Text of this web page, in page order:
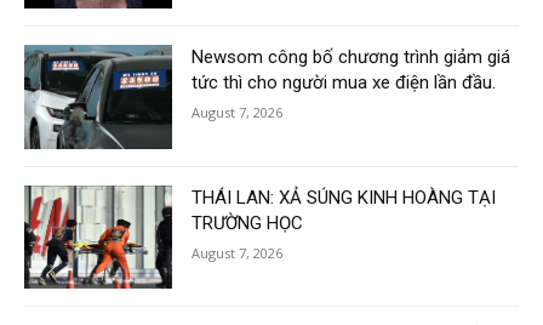
Newsom công bố chương trình giảm giá
tức thì cho người mua xe điện lần đầu.
August 7, 2026
THÁI LAN: XẢ SÚNG KINH HOÀNG TẠI
TRƯỜNG HỌC
August 7, 2026